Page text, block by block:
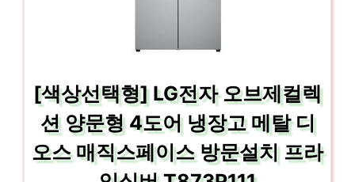
[색상선택형] LG전자 오브제컬렉
션 양문형 4도어 냉장고 메탈 디
오스 매직스페이스 방문설치 프라